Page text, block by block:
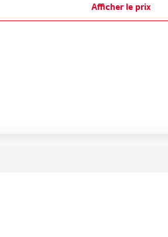
Afficher le prix